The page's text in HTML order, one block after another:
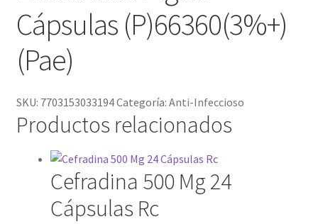
Cápsulas (P)66360(3%+)
(Pae)
SKU: 7703153033194Categoría: Anti-Infeccioso
Productos relacionados
Cefradina 500 Mg 24
Cápsulas Rc